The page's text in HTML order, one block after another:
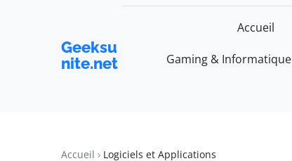
Geeksu
nite.net
Accueil
Gaming & Informatique
Accueil Logiciels et Applications